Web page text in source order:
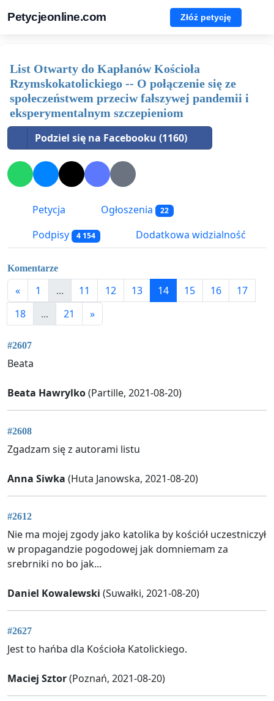
Petycjeonline.com Złóż petycję
List Otwarty do Kapłanów Kościoła
Rzymskokatolickiego -- O połączenie się ze
społeczeństwem przeciw fałszywej pandemii i
eksperymentalnym szczepieniom
Podziel się na Facebooku (1160)
Petycja Ogłoszenia 22
Podpisy 4 154 Dodatkowa widzialność
Komentarze
« 1 ... 11 12 13 14 15 16
17
18
... 21 »
#2607
Beata
Beata Hawrylko(Partille, 2021-08-20)
#2608
Zgadzam się z autorami listu
Anna Siwka (Huta Janowska, 2021-08-20)
#2612
Nie ma mojej zgody jako katolika by kościół uczestniczył
w propagandzie pogodowej jak domniemam za
srebrniki no bo jak...
Daniel Kowalewski (Suwałki, 2021-08-20)
#2627
Jest to hańba dla Kościoła Katolickiego.
Maciej Sztor(Poznań, 2021-08-20)